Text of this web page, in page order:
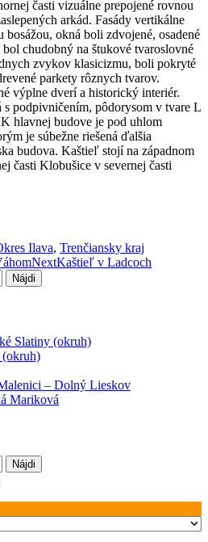
časti vizuálne prepojené rovnou
arkád. Fasády vertikálne
bosážou, okná boli zdvojené, osadené
chudobný na štukové tvaroslovné
zvykov klasicizmu, boli pokryté
parkety rôznych tvarov.
výplne dverí a historický interiér.
s podpivničením, pôdorysom v tvare L
hlavnej budove je pod uhlom
je súbežne riešená ďalšia
budova. Kaštieľ stojí na západnom
časti Klobušice v severnej časti
Ilava, Trenčiansky kraj
NextKaštieľ v Ladcoch
Slatiny (okruh)
– Dolný Lieskov
Mariková